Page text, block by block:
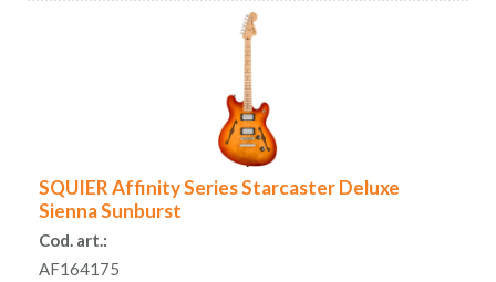
SQUIER Affinity Series Starcaster Deluxe
Sienna Sunburst
Cod. art.:
AF164175